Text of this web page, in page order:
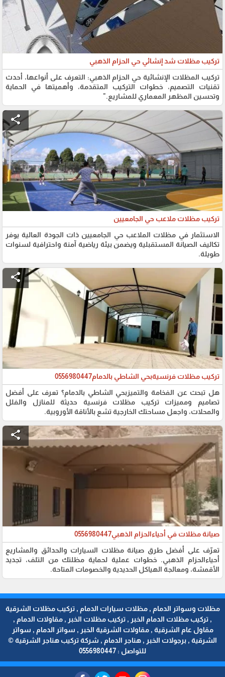
تركيب مظلات شد إنشائي حي الحزام الذهبي
تركيب المظلات الإنشائية حي الحزام الذهبي: التعرف على أنواعها، أحدث
تقنيات التصميم، خطوات التركيب المتقدمة، وأهميتها في الحماية
وتحسين المظهر المعماري للمشاريع."
share
تركيب مظلات ملاعب حي الجامعيين
الاستثمار في مظلات الملاعب حي الجامعيين ذات الجودة العالية يوفر
تكاليف الصيانة المستقبلية ويضمن بيئة رياضية آمنة واحترافية لسنوات
طويلة.
share
تركيب مظلات فرنسيةبحي الشاطي بالدمام0556980447
هل تبحث عن الفخامة والتميزبحي الشاطي بالدمام؟ تعرف على أفضل
تصاميم ومميزات تركيب مظلات فرنسية حديثة للمنازل والفلل
والمحلات، واجعل مساحتك الخارجية تشع بالأناقة الأوروبية.
share
صيانة مظلات في أحياءالحزام الذهبي0556980447
تعرّف على أفضل طرق صيانة مظلات السيارات والحدائق والمشاريع
أحياءالحزام الذهبي. خطوات عملية لحماية مظلتك من التلف، تجديد
الأقمشة، ومعالجة الهياكل الحديدية والخصومات المتاحة.
مظلات وسواتر الدمام , مظلات سيارات الدمام , تركيب مظلات الشرقية
, تركيب مظلات الدمام الخبر , تركيب مظلات الخبر , مقاولات الدمام ,
مقاول عام الشرقية , مقاولات الشرقية الخبر , سواتر الدمام , سواتر
الشرقية , برجولات الخبر , هناجر الدمام , شركة تركيب هناجر الشرقية ©
للتواصل : 0556980447